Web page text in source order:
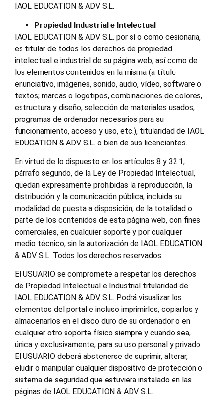
IAOL EDUCATION & ADV S.L.
Propiedad Industrial e Intelectual
IAOL EDUCATION & ADV S.L. por sí o como cesionaria,
es titular de todos los derechos de propiedad
intelectual e industrial de su página web, así como de
los elementos contenidos en la misma (a título
enunciativo, imágenes, sonido, audio, vídeo, software o
textos; marcas o logotipos, combinaciones de colores,
estructura y diseño, selección de materiales usados,
programas de ordenador necesarios para su
funcionamiento, acceso y uso, etc.), titularidad de IAOL
EDUCATION & ADV S.L. o bien de sus licenciantes.
En virtud de lo dispuesto en los artículos 8 y 32.1,
párrafo segundo, de la Ley de Propiedad Intelectual,
quedan expresamente prohibidas la reproducción, la
distribución y la comunicación pública, incluida su
modalidad de puesta a disposición, de la totalidad o
parte de los contenidos de esta página web, con fines
comerciales, en cualquier soporte y por cualquier
medio técnico, sin la autorización de IAOL EDUCATION
& ADV S.L. Todos los derechos reservados.
El USUARIO se compromete a respetar los derechos
de Propiedad Intelectual e Industrial titularidad de
IAOL EDUCATION & ADV S.L. Podrá visualizar los
elementos del portal e incluso imprimirlos, copiarlos y
almacenarlos en el disco duro de su ordenador o en
cualquier otro soporte físico siempre y cuando sea,
única y exclusivamente, para su uso personal y privado.
El USUARIO deberá abstenerse de suprimir, alterar,
eludir o manipular cualquier dispositivo de protección o
sistema de seguridad que estuviera instalado en las
páginas de IAOL EDUCATION & ADV S.L.